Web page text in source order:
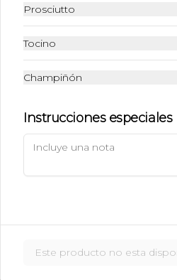
Leche +
$5.190
Prosciutto
Tocino
Champiñón
Instrucciones especiales
Este producto no esta